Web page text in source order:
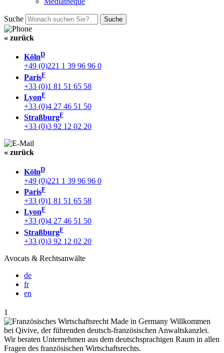
Suche
« zurück
KölnD
+49 (0)221 1 39 96 96 0
ParisF
+33 (0)1 81 51 65 58
LyonF
+33 (0)4 27 46 51 50
StraßburgF
+33 (0)3 92 12 02 20
« zurück
KölnD
+49 (0)221 1 39 96 96 0
ParisF
+33 (0)1 81 51 65 58
LyonF
+33 (0)4 27 46 51 50
StraßburgF
+33 (0)3 92 12 02 20
Avocats & Rechtsanwälte
de
fr
en
1